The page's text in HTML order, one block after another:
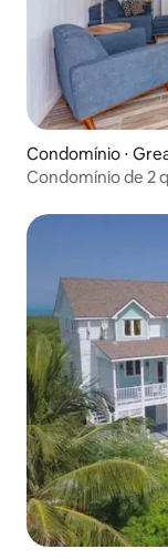
Condomínio ⋅
Condomínio de 2